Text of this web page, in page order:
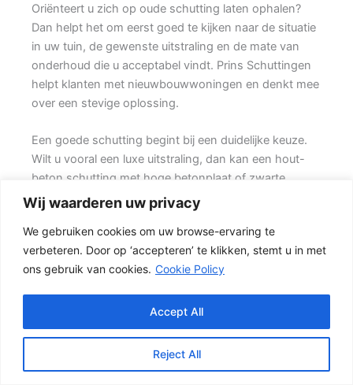
Wij waarderen uw privacy
We gebruiken cookies om uw browse-ervaring te
verbeteren. Door op ‘accepteren’ te klikken, stemt u in met
ons gebruik van cookies. Cookie Policy
Reject All
Accept All
Oriënteert u zich op oude schutting laten ophalen?
Dan helpt het om eerst goed te kijken naar de situatie
in uw tuin, de gewenste uitstraling en de mate van
onderhoud die u acceptabel vindt. Prins Schuttingen
helpt klanten met nieuwbouwwoningen en denkt mee
over een stevige oplossing.
Een goede schutting begint bij een duidelijke keuze.
Wilt u vooral een luxe uitstraling, dan kan een hout-
beton schutting met hoge betonplaat of zwarte
accenten goed passen. Ook de ondergrond, de
lengte van de schutting en de aanwezigheid van
poorten of hoeken hebben invloed op de beste
oplossing.
In veel tuinen wordt gekozen voor een combinatie
van hout en beton. {De betonnen onderzijde
beschermt het hout tegen direct contact met vochtige